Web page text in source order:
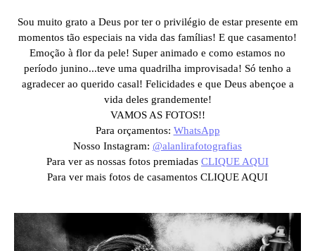
Sou muito grato a Deus por ter o privilégio de estar presente em
momentos tão especiais na vida das famílias! E que casamento!
Emoção à flor da pele! Super animado e como estamos no
período junino...teve uma quadrilha improvisada! Só tenho a
agradecer ao querido casal! Felicidades e que Deus abençoe a
vida deles grandemente!
VAMOS AS FOTOS!!
Para orçamentos: WhatsApp
Nosso Instagram: @alanlirafotografias
Para ver as nossas fotos premiadas CLIQUE AQUI
Para ver mais fotos de casamentos CLIQUE AQUI